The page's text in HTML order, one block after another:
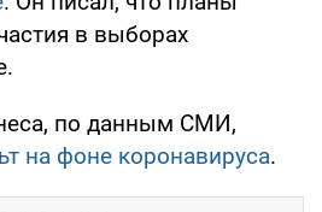
в выборах
по данным СМИ,
на фоне коронавируса.